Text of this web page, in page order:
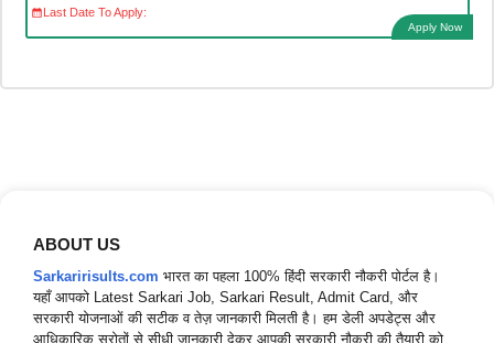
Last Date To Apply:
Apply Now
ABOUT US
Sarkaririsults.com भारत का पहला 100% हिंदी सरकारी नौकरी पोर्टल है।
यहाँ आपको Latest Sarkari Job, Sarkari Result, Admit Card, और
सरकारी योजनाओं की सटीक व तेज़ जानकारी मिलती है। हम डेली अपडेट्स और
आधिकारिक स्रोतों से सीधी जानकारी देकर आपकी सरकारी नौकरी की तैयारी को